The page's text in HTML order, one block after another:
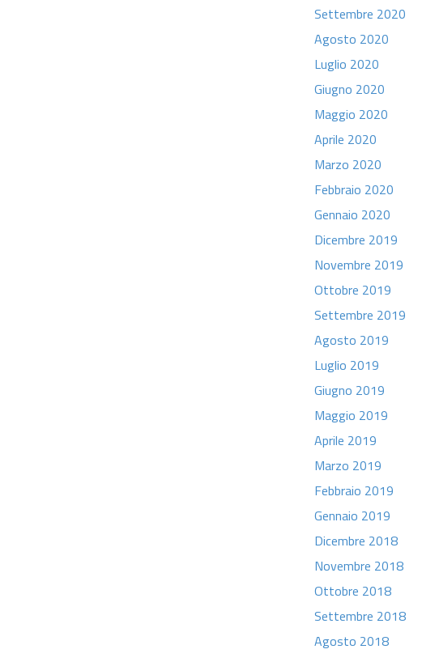
Settembre 2020
Agosto 2020
Luglio 2020
Giugno 2020
Maggio 2020
Aprile 2020
Marzo 2020
Febbraio 2020
Gennaio 2020
Dicembre 2019
Novembre 2019
Ottobre 2019
Settembre 2019
Agosto 2019
Luglio 2019
Giugno 2019
Maggio 2019
Aprile 2019
Marzo 2019
Febbraio 2019
Gennaio 2019
Dicembre 2018
Novembre 2018
Ottobre 2018
Settembre 2018
Agosto 2018